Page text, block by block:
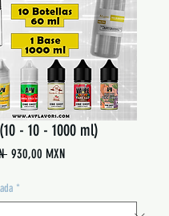
- 10 - 1000 ml)
Precio
930,00 MXNPrecio
*